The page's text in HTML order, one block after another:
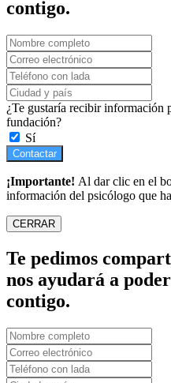
contigo.
¿Te gustaría recibir información
fundación?
Sí
Contactar
¡Importante! Al dar clic en el
información del psicólogo que
CERRAR
Te pedimos
nos ayudará a
contigo.